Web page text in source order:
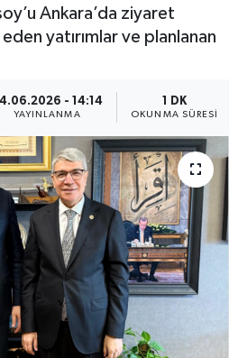
Ankara’da ziyaret
yatırımlar ve planlanan
- 14:14
YAYINLANMA
1 DK
OKUNMA SÜRESI